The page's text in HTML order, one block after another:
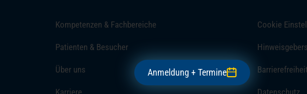
Anmeldung + Termine
Kompetenzen & Fachbereiche
Patienten & Besucher
Über uns
Karriere
Cookie
Datenschutz